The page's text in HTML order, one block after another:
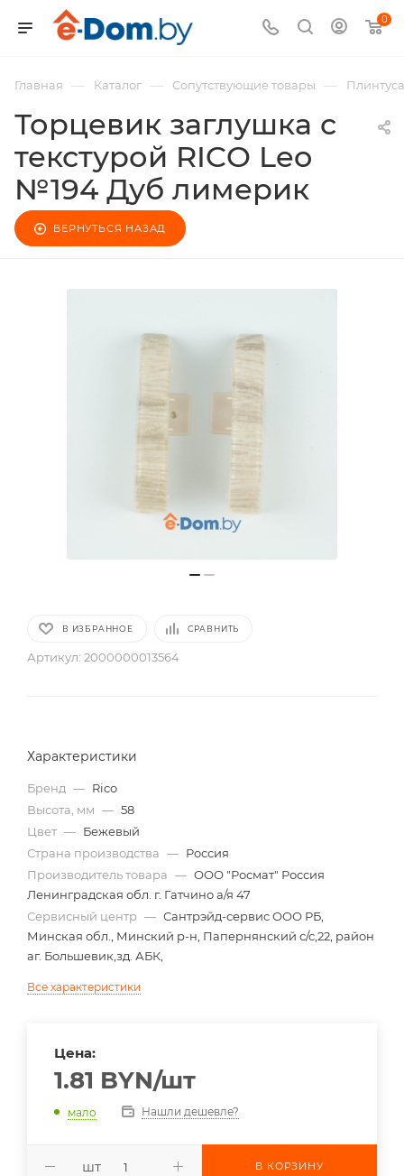
0
Главная — Каталог — Сопутствующие товары — Плинтуса
Торцевик заглушка с
текстурой RICO Leo
№194 Дуб лимерик
ВЕРНУТЬСЯ НАЗАД
В ИЗБРАННОЕ СРАВНИТЬ
Артикул: 2000000013564
Характеристики
Бренд — Rico
Высота, мм — 58
Цвет — Бежевый
Страна производства — Россия
Производитель товара — ООО "Росмат" Россия
Ленинградская обл. г. Гатчино а/я 47
Сервисный центр — Сантрэйд-сервис ООО РБ,
Минская обл., Минский р-н, Папернянский с/с,22, район
аг. Большевик,зд. АБК,
Все характеристики
Цена:
1.81 BYN/шт
мало Нашли дешевле?
шт В КОРЗИНУ